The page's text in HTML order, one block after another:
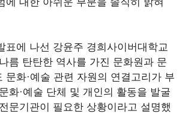
표에 나선 강윤주 경희사이버대학교
름 탄탄한 역사를 가진 문화원과 문
문화·예술 관련 자원의 연결고리가 부
화·예술 단체 및 개인의 활동을 발굴
문기관이 필요한 상황이라고 설명했